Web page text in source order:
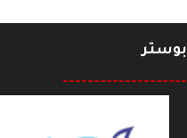
بوستر
--------------------